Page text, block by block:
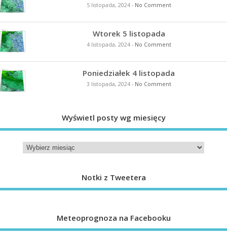
5 listopada, 2024- No Comment
Wtorek 5 listopada
4 listopada, 2024- No Comment
Poniedziałek 4 listopada
3 listopada, 2024- No Comment
Wyświetl posty wg miesięcy
Notki z Tweetera
Meteoprognoza na Facebooku